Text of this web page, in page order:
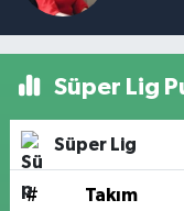
Süper Lig
Süper Lig
# Takım